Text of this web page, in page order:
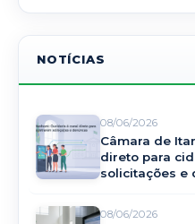
NOTÍCIAS
08/06/2026
Câmara de
direto para
solicitações e
08/06/2026